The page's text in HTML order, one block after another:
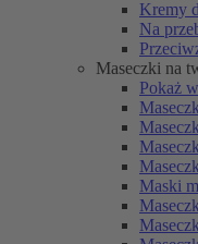
Kremy
Na
Maseczki na
Pokaż
Maski